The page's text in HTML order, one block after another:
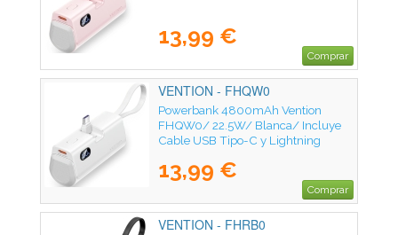
13,99 €
Comprar
VENTION - FHQW0
Powerbank 4800mAh Vention
FHQW0/ 22.5W/ Blanca/ Incluye
Cable USB Tipo-C y Lightning
13,99 €
Comprar
VENTION - FHRB0